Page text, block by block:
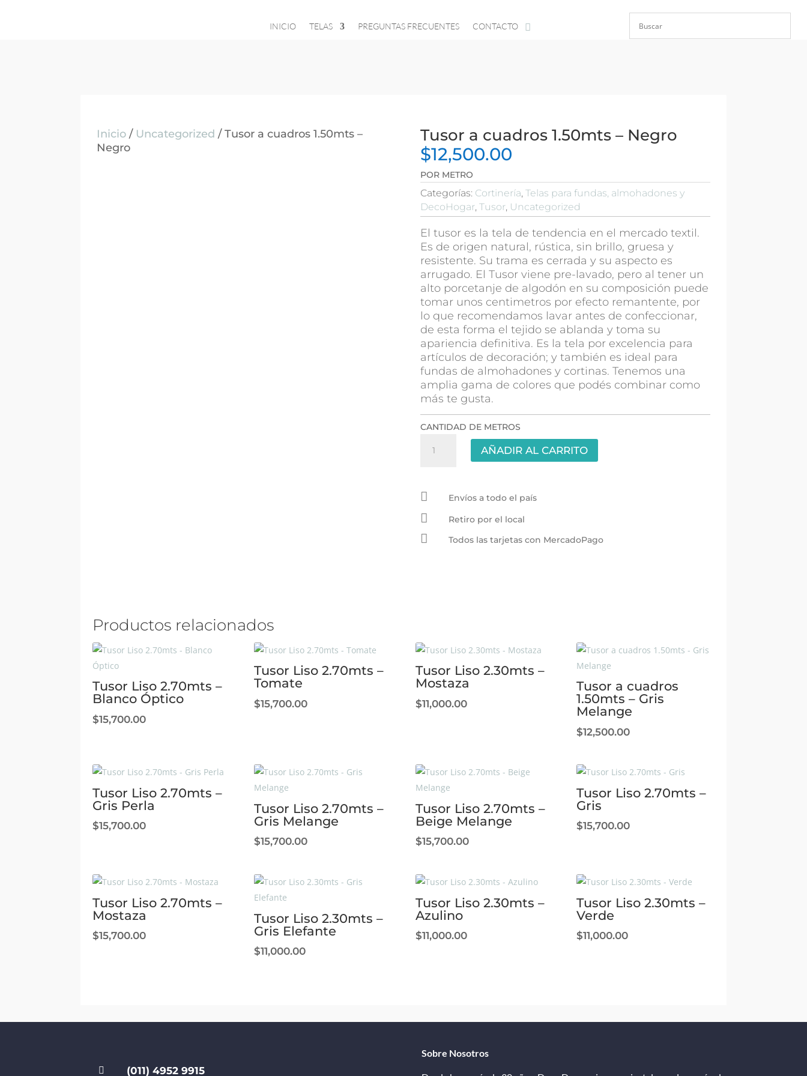
INICIO TELAS PREGUNTAS FRECUENTES CONTACTO
Inicio / Uncategorized / Tusor a cuadros 1.50mts –
Negro
Tusor a cuadros 1.50mts – Negro
$12,500.00
POR METRO
Categorías: Cortinería,Telas para fundas, almohadones y
DecoHogar,Tusor, Uncategorized
El tusor es la tela de tendencia en el mercado textil.
Es de origen natural, rústica, sin brillo, gruesa y
resistente. Su trama es cerrada y su aspecto es
arrugado. El Tusor viene pre-lavado, pero al tener un
alto porcetanje de algodón en su composición puede
tomar unos centimetros por efecto remantente, por
lo que recomendamos lavar antes de confeccionar,
de esta forma el tejido se ablanda y toma su
apariencia definitiva. Es la tela por excelencia para
artículos de decoración; y también es ideal para
fundas de almohadones y cortinas. Tenemos una
amplia gama de colores que podés combinar como
más te gusta.
CANTIDAD DE METROS
-
cantidad
AÑADIR AL CARRITO
 Envíos a todo el país
 Retiro por el local
 Todos las tarjetas con MercadoPago
Productos relacionados
Tusor Liso 2.70mts –
Blanco Óptico
$15,700.00
Tusor Liso 2.70mts –
Tomate
$15,700.00
Tusor Liso 2.30mts –
Mostaza
$11,000.00
Tusor a cuadros
1.50mts – Gris
Melange
$12,500.00
Tusor Liso 2.70mts –
Gris Perla
$15,700.00
Tusor Liso 2.70mts –
Gris Melange
$15,700.00
Tusor Liso 2.70mts –
Beige Melange
$15,700.00
Tusor Liso 2.70mts –
Gris
$15,700.00
Tusor Liso 2.70mts –
Mostaza
$15,700.00
Tusor Liso 2.30mts –
Gris Elefante
$11,000.00
Tusor Liso 2.30mts –
Azulino
$11,000.00
Tusor Liso 2.30mts –
Verde
$11,000.00
 (011) 4952 9915
Sobre Nosotros